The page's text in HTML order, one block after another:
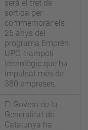
serà el tret de
sortida per
commemorar els
25 anys del
programa Emprèn
UPC, trampolí
tecnològic que ha
impulsat més de
380 empreses.
El Govern de la
Generalitat de
Catalunya ha